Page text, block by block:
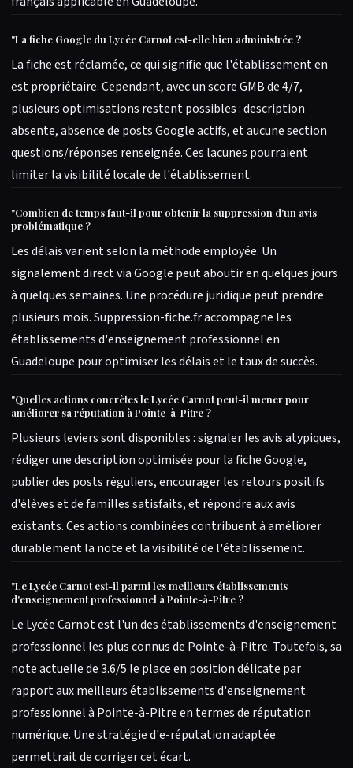
"La fiche Google du Lycée Carnot est-elle bien administrée ?
La fiche est réclamée, ce qui signifie que l'établissement en
est propriétaire. Cependant, avec un score GMB de 4/7,
plusieurs optimisations restent possibles : description
absente, absence de posts Google actifs, et aucune section
questions/réponses renseignée. Ces lacunes pourraient
limiter la visibilité locale de l'établissement.
"Combien de temps faut-il pour obtenir la suppression d'un avis
problématique ?
Les délais varient selon la méthode employée. Un
signalement direct via Google peut aboutir en quelques jours
à quelques semaines. Une procédure juridique peut prendre
plusieurs mois. Suppression-fiche.fr accompagne les
établissements d'enseignement professionnel en
Guadeloupe pour optimiser les délais et le taux de succès.
"Quelles actions concrètes le Lycée Carnot peut-il mener pour
améliorer sa réputation à Pointe-à-Pitre ?
Plusieurs leviers sont disponibles : signaler les avis atypiques,
rédiger une description optimisée pour la fiche Google,
publier des posts réguliers, encourager les retours positifs
d'élèves et de familles satisfaits, et répondre aux avis
existants. Ces actions combinées contribuent à améliorer
durablement la note et la visibilité de l'établissement.
"Le Lycée Carnot est-il parmi les meilleurs établissements
d'enseignement professionnel à Pointe-à-Pitre ?
Le Lycée Carnot est l'un des établissements d'enseignement
professionnel les plus connus de Pointe-à-Pitre. Toutefois, sa
note actuelle de 3.6/5 le place en position délicate par
rapport aux meilleurs établissements d'enseignement
professionnel à Pointe-à-Pitre en termes de réputation
numérique. Une stratégie d'e-réputation adaptée
permettrait de corriger cet écart.